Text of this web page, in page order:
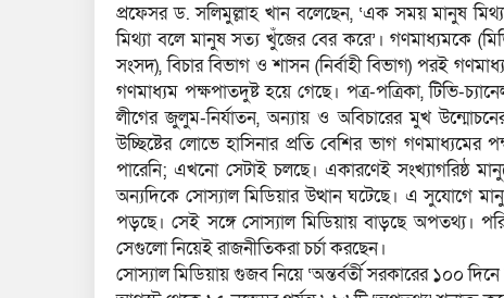
প্রফেসর ড. সলিমুল্লাহ খান বলেছেন, ‘এক সময় মানুষ
মিথ্যা বলে মানুষ সত্য খুঁজের বের করে’। গণমাধ্যমকে
সংসদ), বিচার বিভাগ ও শাসন (নির্বাহী বিভাগ) পরই
গণমাধ্যম পক্ষপাতদুষ্ট হয়ে গেছে। পত্র-পত্রিকা, টিভি-
লীগের জুলুম-নির্যাতন, অন্যায় ও অবিচারের মুখ
উচ্ছিষ্টের লোভে হাসিনার প্রতি বেশির ভাগ গণমাধ্যমের
পারেনি; এখনো সেটাই চলছে। একারণেই সংখ্যাগরিষ্ঠ
অন্যদিকে সোস্যাল মিডিয়ার উত্থান ঘটেছে। এ সুযোগে
পড়ছে। সেই সঙ্গে সোস্যাল মিডিয়ায় বাড়ছে অপতথ্য।
সেগুলো নিয়েই রাজনীতিকরা চর্চা করছেন।
সোস্যাল মিডিয়ায় গুজব নিয়ে ‘অন্তর্বর্তী সরকারের ১০০